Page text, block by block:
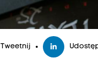
Tweetnij